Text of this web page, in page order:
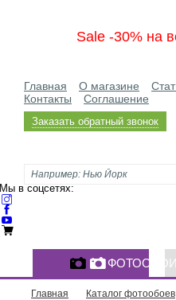
Sale -30% на
Главная О магазине
Контакты
Соглашение
Заказать обратный звонок
Мы в соцсетях:
Главная Каталог фотообоев